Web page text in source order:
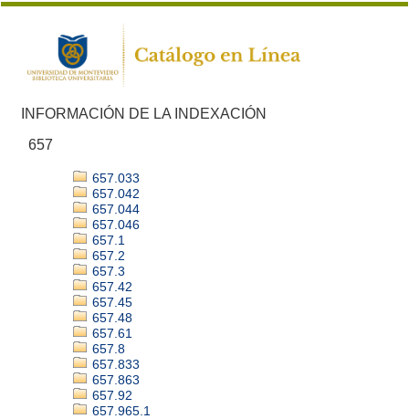
INFORMACIÓN DE LA INDEXACIÓN
657
657.033
657.042
657.044
657.046
657.1
657.2
657.3
657.42
657.45
657.48
657.61
657.8
657.833
657.863
657.92
657.965.1